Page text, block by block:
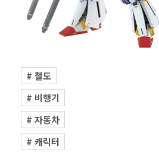
# 철도
# 비행기
# 자동차
# 캐릭터